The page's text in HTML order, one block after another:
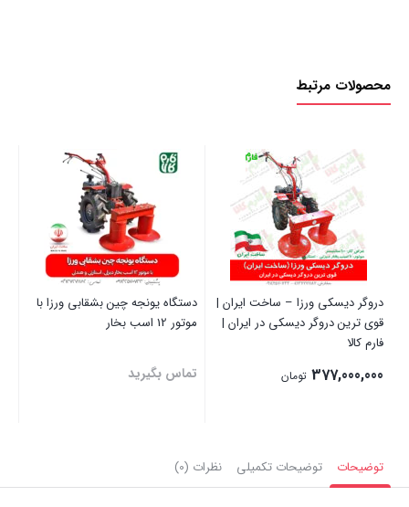
محصولات مرتبط
دروگر دیسکی ورزا – ساخت ایران |
قوی ترین دروگر دیسکی در ایران |
فارم کالا
377,000,000 تومان
دستگاه یونجه چین بشقابی ورزا با
موتور 12 اسب بخار
تماس بگیرید
توضیحات توضیحات تکمیلی نظرات (0)